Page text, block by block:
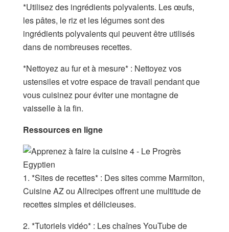
*Utilisez des ingrédients polyvalents. Les œufs,
les pâtes, le riz et les légumes sont des
ingrédients polyvalents qui peuvent être utilisés
dans de nombreuses recettes.
*Nettoyez au fur et à mesure* : Nettoyez vos
ustensiles et votre espace de travail pendant que
vous cuisinez pour éviter une montagne de
vaisselle à la fin.
Ressources en ligne
1. *Sites de recettes* : Des sites comme Marmiton,
Cuisine AZ ou Allrecipes offrent une multitude de
recettes simples et délicieuses.
2. *Tutoriels vidéo* : Les chaînes YouTube de